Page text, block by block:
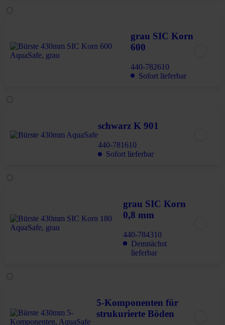
grau SIC Korn
600
440-782610
Sofort lieferbar
schwarz K 901
440-781610
Sofort lieferbar
grau SIC Korn
0,8 mm
440-784310
Demnächst
lieferbar
5-Komponenten für
strukurierte Böden